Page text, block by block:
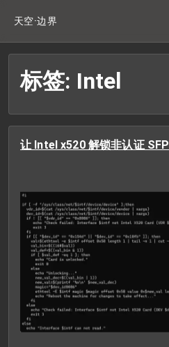
天空·边界
标签: Intel
让 Intel x520 解锁非认证 SFP